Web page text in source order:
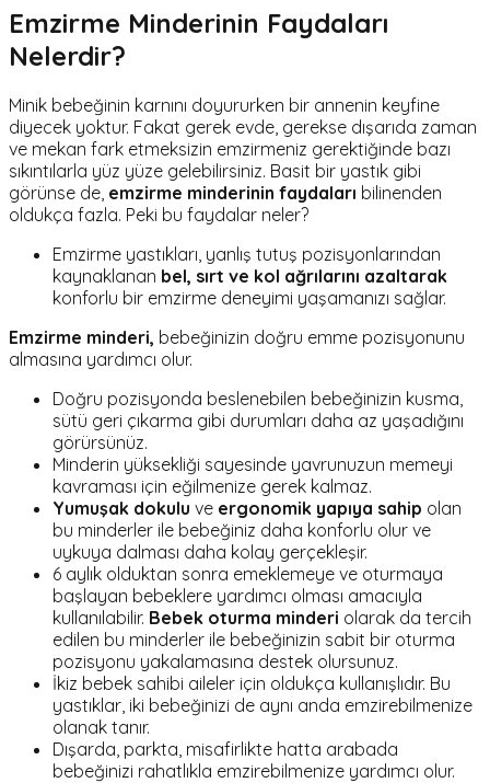
Emzirme Minderinin Faydaları
Nelerdir?
Minik bebeğinin karnını doyururken bir annenin keyfine
diyecek yoktur. Fakat gerek evde, gerekse dışarıda zaman
ve mekan fark etmeksizin emzirmeniz gerektiğinde bazı
sıkıntılarla yüz yüze gelebilirsiniz. Basit bir yastık gibi
görünse de, emzirme minderinin faydaları bilinenden
oldukça fazla. Peki bu faydalar neler?
Emzirme yastıkları, yanlış tutuş pozisyonlarından
kaynaklanan bel, sırt ve kol ağrılarını azaltarak
konforlu bir emzirme deneyimi yaşamanızı sağlar.
Emzirme minderi, bebeğinizin doğru emme pozisyonunu
almasına yardımcı olur.
Doğru pozisyonda beslenebilen bebeğinizin kusma,
sütü geri çıkarma gibi durumları daha az yaşadığını
görürsünüz.
Minderin yüksekliği sayesinde yavrunuzun memeyi
kavraması için eğilmenize gerek kalmaz.
Yumuşak dokulu ve ergonomik yapıya sahip olan
bu minderler ile bebeğiniz daha konforlu olur ve
uykuya dalması daha kolay gerçekleşir.
6 aylık olduktan sonra emeklemeye ve oturmaya
başlayan bebeklere yardımcı olması amacıyla
kullanılabilir. Bebek oturma minderi olarak da tercih
edilen bu minderler ile bebeğinizin sabit bir oturma
pozisyonu yakalamasına destek olursunuz.
İkiz bebek sahibi aileler için oldukça kullanışlıdır. Bu
yastıklar, iki bebeğinizi de aynı anda emzirebilmenize
olanak tanır.
Dışarda, parkta, misafirlikte hatta arabada
bebeğinizi rahatlıkla emzirebilmenize yardımcı olur.